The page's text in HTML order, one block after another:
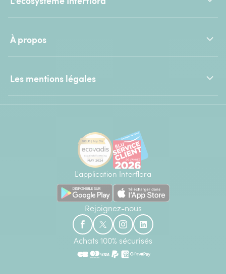
À propos
Les mentions légales
L'application Interflora
Rejoignez-nous
Achats 100% sécurisés